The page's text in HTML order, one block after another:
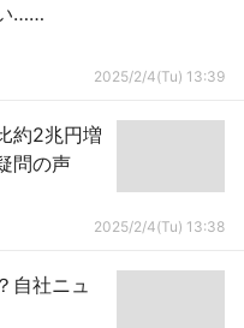
……
2025/2/4(Tu) 13:39
約2兆円増
問の声
2025/2/4(Tu) 13:38
自社ニュ